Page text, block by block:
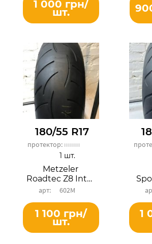
1 000 грн/
шт.
180/55 R17
протектор:
Metzeler
Roadtec Z8 Interact
602М
1 шт.
1 100 грн/
шт.
1